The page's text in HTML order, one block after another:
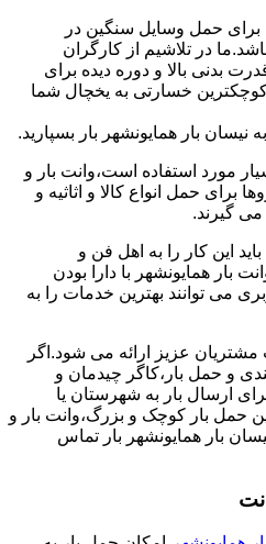
حمل وسایل سنگین در
در تلاشیم از کارگران
بدنی بالا و دوره دیده برای
کوچکترین خسارتی به یخچال شما
نیسان بار همایونشهر بار بسپارید.
مورد استفاده است،وانت بار و
برای حمل انواع کالا و اثاثیه و
می گیرند.
این کار را به اهل فن و
بار همایونشهر با دارا بودن
می توانند بهترین خدمات را به
عزیز ارائه می شود.اگر
و حمل بار،کاگر چیدمان و
ارسال بار به شهرستان یا
حمل بار کوچک و بزرگ،وانت بار و
بار همایونشهر بار تماس